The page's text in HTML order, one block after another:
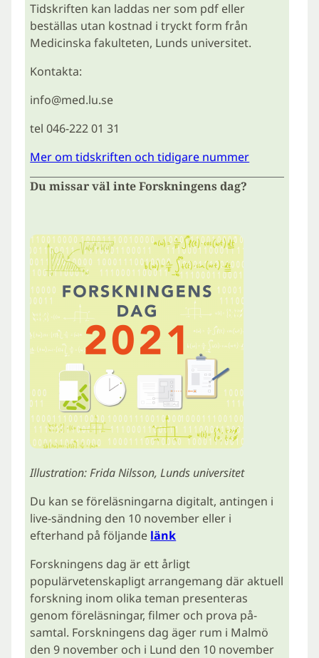
Tidskriften kan laddas ner som pdf eller
beställas utan kostnad i tryckt form från
Medicinska fakulteten, Lunds universitet.
Kontakta:
info@med.lu.se
tel 046-222 01 31
Mer om tidskriften och tidigare nummer
Du missar väl inte Forskningens dag?
Illustration: Frida Nilsson, Lunds universitet
Du kan se föreläsningarna digitalt, antingen i
live-sändning den 10 november eller i
efterhand på följande länk
Forskningens dag är ett årligt
populärvetenskapligt arrangemang där aktuell
forskning inom olika teman presenteras
genom föreläsningar, filmer och prova på-
samtal. Forskningens dag äger rum i Malmö
den 9 november och i Lund den 10 november